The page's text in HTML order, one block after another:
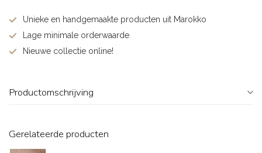
Unieke en handgemaakte producten uit Marokko
Lage minimale orderwaarde
Nieuwe collectie online!
Productomschrijving
Gerelateerde producten